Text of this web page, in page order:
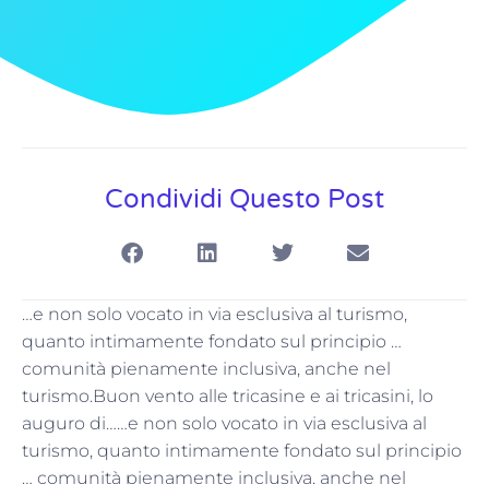
Condividi Questo Post
…e non solo vocato in via esclusiva al turismo,
quanto intimamente fondato sul principio …
comunità pienamente inclusiva, anche nel
turismo.Buon vento alle tricasine e ai tricasini, lo
auguro di……e non solo vocato in via esclusiva al
turismo, quanto intimamente fondato sul principio
… comunità pienamente inclusiva, anche nel